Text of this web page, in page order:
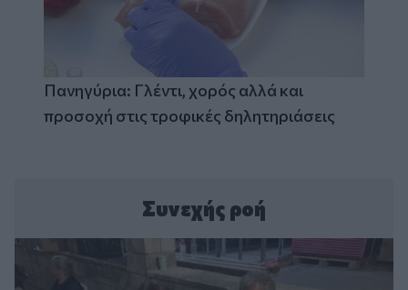
Πανηγύρια: Γλέντι, χορός αλλά και
προσοχή στις τροφικές δηλητηριάσεις
Συνεχής ροή